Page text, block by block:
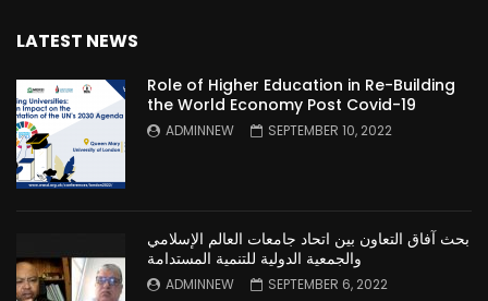
LATEST NEWS
Role of Higher Education in Re-Building
the World Economy Post Covid-19
ADMINNEW SEPTEMBER 10, 2022
بحث آفاق التعاون بين اتحاد جامعات العالم الإسلامي
والجمعية الدولية للتنمية المستدامة
ADMINNEW SEPTEMBER 6, 2022